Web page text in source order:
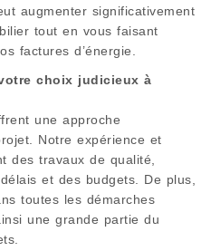
augmenter significativement
tout en vous faisant
factures d’énergie.
choix judicieux à
une approche
Notre expérience et
des travaux de qualité,
et des budgets. De plus,
toutes les démarches
une grande partie du